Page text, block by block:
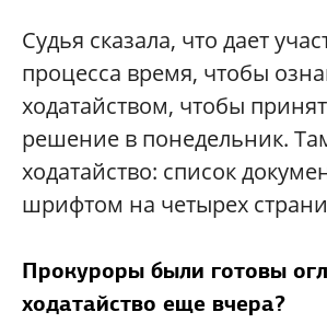
Судья сказала, что дает
процесса время, чтобы
ходатайством, чтобы
решение в понедельник.
ходатайство: список
шрифтом на четырех
Прокуроры были готовы
ходатайство еще вчера?